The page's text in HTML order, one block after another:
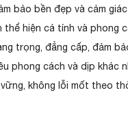
bảo bền đẹp và cảm
hiện cá tính và phong
trọng, đẳng cấp, đảm
phong cách và dịp khác
không lỗi mốt theo